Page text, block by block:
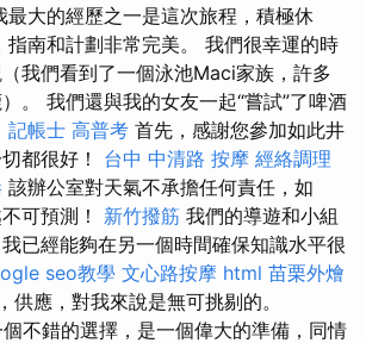
最大的經歷之一是這次旅程，積極休
指南和計劃非常完美。 我們很幸運的時
我們看到了一個泳池Maci家族，許多
。 我們還與我的女友一起“嘗試”了啤酒
記帳士 高普考 首先，感謝您參加如此井
都很好！ 台中 中清路 按摩 經絡調理
該辦公室對天氣不承擔任何責任，如
可預測！ 新竹撥筋 我們的導遊和小組
已經能夠在另一個時間確保知識水平很
seo教學 文心路按摩 html 苗栗外燴
供應，對我來說是無可挑剔的。
不錯的選擇，是一個偉大的準備，同情